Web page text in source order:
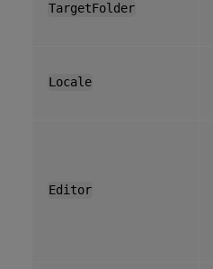
TargetFolder
Locale
Editor